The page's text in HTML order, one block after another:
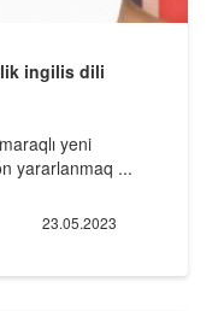
ingilis dili
yeni
yararlanmaq ...
23.05.2023